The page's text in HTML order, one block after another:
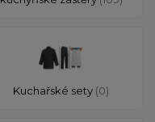
Kuchařské sety (0)